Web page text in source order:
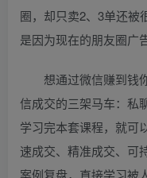
圈，却只卖2、3单还被
是因为现在的朋友圈广
想通过微信赚到钱
信成交的三架马车：私
学习完本套课程，就可
速成交、精准成交、可
案例复盘，直接学习被